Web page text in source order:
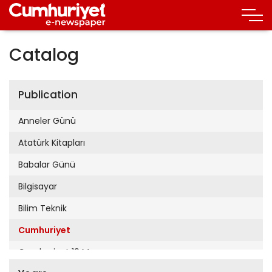
Catalog
Publication
Anneler Günü
Atatürk Kitapları
Babalar Günü
Bilgisayar
Bilim Teknik
Cumhuriyet
Cumhuriyet 19 Mayıs